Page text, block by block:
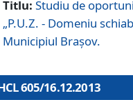
Titlu: Studiu de
„P.U.Z. - Domeniu
Municipiul Braşov.
605/16.12.2013